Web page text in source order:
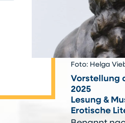
Foto: Helga
Vorstellung
2025
Lesung &
Erotische